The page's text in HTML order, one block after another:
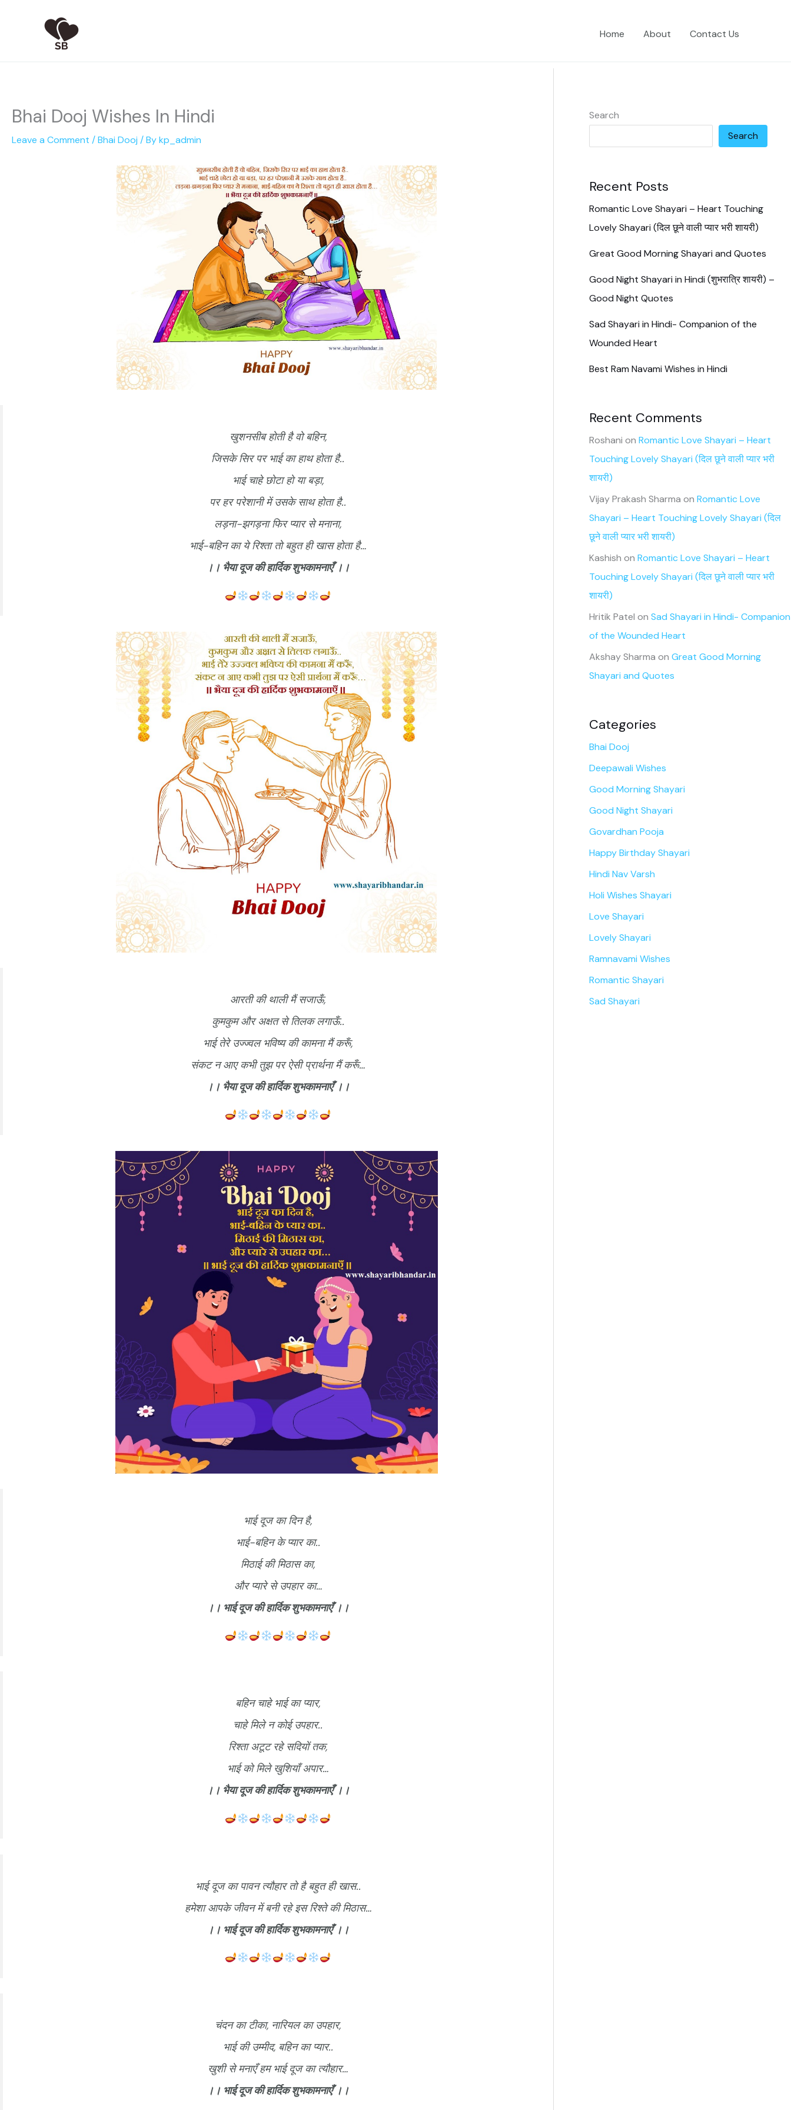
Home About Contact Us
Bhai Dooj Wishes In Hindi
Leave a Comment /Bhai Dooj / Bykp_admin
खुशनसीब होती है वो बहिन,
जिसके सिर पर भाई का हाथ होता है..
भाई चाहे छोटा हो या बड़ा,
पर हर परेशानी में उसके साथ होता है..
लड़ना-झगड़ना फिर प्यार से मनाना,
भाई-बहिन का ये रिश्ता तो बहुत ही खास होता है…
।। भैया दूज की हार्दिक शुभकामनाएँ ।।
आरती की थाली मैं सजाऊँ,
कुमकुम और अक्षत से तिलक लगाऊँ..
भाई तेरे उज्ज्वल भविष्य की कामना मैं करूँ,
संकट न आए कभी तुझ पर ऐसी प्रार्थना मैं करूँ…
।। भैया दूज की हार्दिक शुभकामनाएँ ।।
भाई दूज का दिन है,
भाई-बहिन के प्यार का..
मिठाई की मिठास का,
और प्यारे से उपहार का…
।। भाई दूज की हार्दिक शुभकामनाएँ ।।
बहिन चाहे भाई का प्यार,
चाहे मिले न कोई उपहार..
रिश्ता अटूट रहे सदियों तक,
भाई को मिले खुशियाँ अपार…
।। भैया दूज की हार्दिक शुभकामनाएँ ।।
भाई दूज का पावन त्यौहार तो है बहुत ही खास..
हमेशा आपके जीवन में बनी रहे इस रिश्ते की मिठास…
।। भाई दूज की हार्दिक शुभकामनाएँ ।।
चंदन का टीका, नारियल का उपहार,
भाई की उम्मीद, बहिन का प्यार..
खुशी से मनाएँ हम भाई दूज का त्यौहार…
।। भाई दूज की हार्दिक शुभकामनाएँ ।।
Search
Search
Recent Posts
Romantic Love Shayari – Heart Touching
Lovely Shayari (दिल छूने वाली प्यार भरी शायरी)
Great Good Morning Shayari and Quotes
Good Night Shayari in Hindi (शुभरात्रि शायरी) –
Good Night Quotes
Sad Shayari in Hindi- Companion of the
Wounded Heart
Best Ram Navami Wishes in Hindi
Recent Comments
Roshani on Romantic Love Shayari – Heart
Touching Lovely Shayari (दिल छूने वाली प्यार भरी
शायरी)
Vijay Prakash Sharma on Romantic Love
Shayari – Heart Touching Lovely Shayari (दिल
छूने वाली प्यार भरी शायरी)
Kashish on Romantic Love Shayari – Heart
Touching Lovely Shayari (दिल छूने वाली प्यार भरी
शायरी)
Hritik Patel on Sad Shayari in Hindi- Companion
of the Wounded Heart
Akshay Sharma on Great Good Morning
Shayari and Quotes
Categories
Bhai Dooj
Deepawali Wishes
Good Morning Shayari
Good Night Shayari
Govardhan Pooja
Happy Birthday Shayari
Hindi Nav Varsh
Holi Wishes Shayari
Love Shayari
Lovely Shayari
Ramnavami Wishes
Romantic Shayari
Sad Shayari